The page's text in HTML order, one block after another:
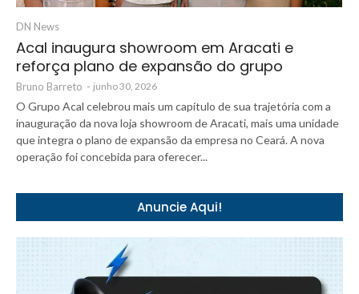
DN News
Acal inaugura showroom em Aracati e
reforça plano de expansão do grupo
Bruno Barreto - junho 30, 2026
O Grupo Acal celebrou mais um capítulo de sua trajetória com a
inauguração da nova loja showroom de Aracati, mais uma unidade
que integra o plano de expansão da empresa no Ceará. A nova
operação foi concebida para oferecer...
Anuncie Aqui!